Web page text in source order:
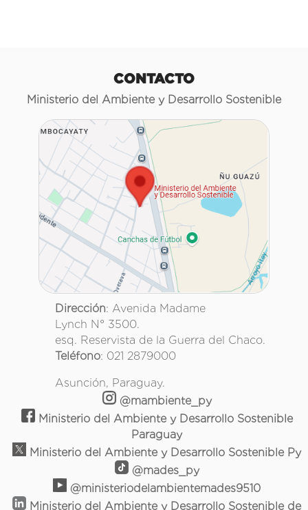
CONTACTO
Ministerio del Ambiente y Desarrollo Sostenible
Dirección: Avenida Madame
Lynch N° 3500.
esq. Reservista de la Guerra del Chaco.
Teléfono: 021 2879000
Asunción, Paraguay.
@mambiente_py
Ministerio del Ambiente y Desarrollo Sostenible
Paraguay
Ministerio del Ambiente y Desarrollo Sostenible Py
@mades_py
@ministeriodelambientemades9510
Ministerio del Ambiente y Desarrollo Sostenible de